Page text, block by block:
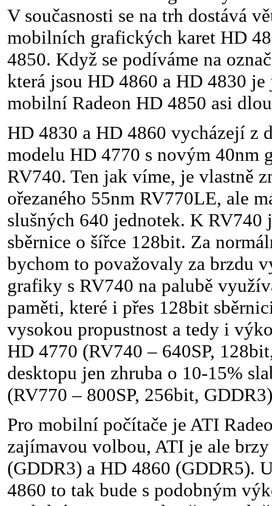
V současnosti se na trh dostává
mobilních grafických karet HD
4850. Když se podíváme na
která jsou HD 4860 a HD 4830 je
mobilní Radeon HD 4850 asi
HD 4830 a HD 4860 vycházejí z
modelu HD 4770 s novým 40nm
RV740. Ten jak víme, je vlastně
ořezaného 55nm RV770LE, ale
slušných 640 jednotek. K RV740
sběrnice o šířce 128bit. Za
bychom to považovaly za brzdu
grafiky s RV740 na palubě
paměti, které i přes 128bit
vysokou propustnost a tedy i
HD 4770 (RV740 – 640SP,
desktopu jen zhruba o 10-15%
(RV770 – 800SP, 256bit,
Pro mobilní počítače je ATI
zajímavou volbou, ATI je ale
(GDDR3) a HD 4860 (GDDR5).
4860 to tak bude s podobným